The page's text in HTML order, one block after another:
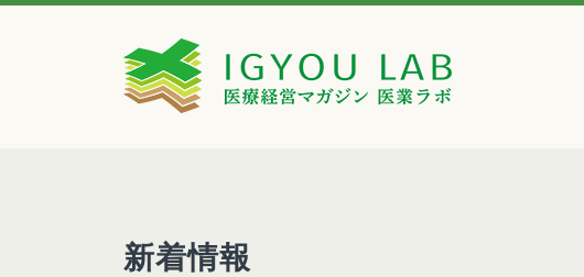
新着情報